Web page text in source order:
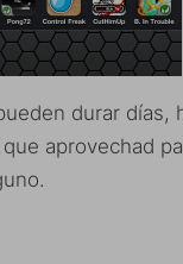
durar días,
aprovechad